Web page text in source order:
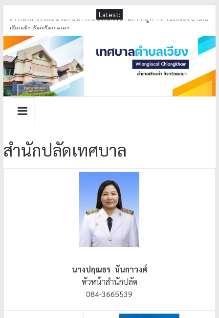
Latest:
ลงพื้นที่ตรวจสอบระดับน้ำ เหมืองหลวงบ้านล้า หมู่ที่ 4 ตำบลเวียง อำเภอ
เชียงคำ จังหวัดพะเยา
ลงนามในสัญญารับเงินอุดหนุน ตามโครงการปรับสภาพแวดล้อมที่อยู่
อาศัยและสิ่งอำนวยความสะดวกสำหรับผู้สูงอายุประจำปี 2569
ลงพื้นที่ดำเนินการกำจัดสิ่งกีดขวางทางน้ำ ณ บ้านล้า หมู่ที่ 4 ตำบลเวียง
เทศบาลตำบลเวียง ได้รับรางวัล การคัดเลือกองค์กรปกครองส่วนท้องถิ่น
ที่มีการบริหารจัดการที่ดี ประจำปีงบประมาณ พ.ศ.2569
ร่วมพิธีทอดผ้าป่าสามัคคี เพื่อพัฒนาคุณภาพการศึกษาเด็กพิการจังหวัด
พะเยา (อำเภอเชียงคำ) ประจำปีการศึกษา 2569
สำนักปลัดเทศบาล
นางปฤณธร นันกาวงศ์
หัวหน้าสำนักปลัด
084-3665539